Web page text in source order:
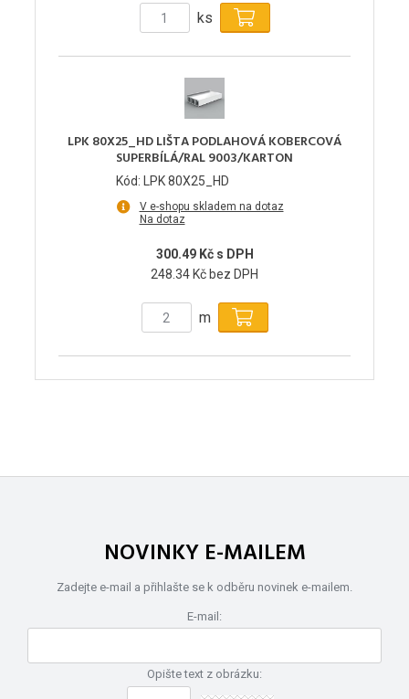
ks
LPK 80X25_HD LIŠTA PODLAHOVÁ KOBERCOVÁ
SUPERBÍLÁ/RAL 9003/KARTON
Kód: LPK 80X25_HD
V e-shopu skladem na dotaz
Na dotaz
300.49 Kč s DPH
248.34 Kč bez DPH
m
NOVINKY E-MAILEM
Zadejte e-mail a přihlašte se k odběru novinek e-mailem.
E-mail:
Opište text z obrázku: